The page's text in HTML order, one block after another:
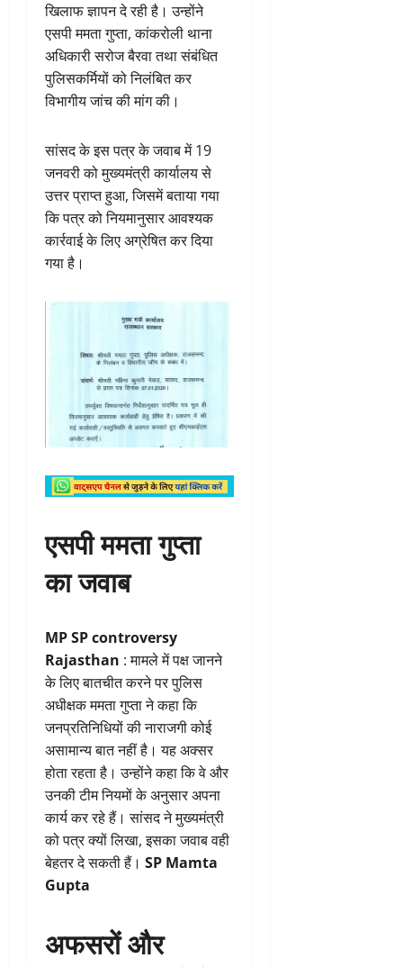
खिलाफ ज्ञापन दे रही है। उन्होंने
एसपी ममता गुप्ता, कांकरोली थाना
अधिकारी सरोज बैरवा तथा संबंधित
पुलिसकर्मियों को निलंबित कर
विभागीय जांच की मांग की।
सांसद के इस पत्र के जवाब में 19
जनवरी को मुख्यमंत्री कार्यालय से
उत्तर प्राप्त हुआ, जिसमें बताया गया
कि पत्र को नियमानुसार आवश्यक
कार्रवाई के लिए अग्रेषित कर दिया
गया है।
एसपी ममता गुप्ता
का जवाब
MP SP controversy
Rajasthan : मामले में पक्ष जानने
के लिए बातचीत करने पर पुलिस
अधीक्षक ममता गुप्ता ने कहा कि
जनप्रतिनिधियों की नाराजगी कोई
असामान्य बात नहीं है। यह अक्सर
होता रहता है। उन्होंने कहा कि वे और
उनकी टीम नियमों के अनुसार अपना
कार्य कर रहे हैं। सांसद ने मुख्यमंत्री
को पत्र क्यों लिखा, इसका जवाब वही
बेहतर दे सकती हैं। SP Mamta
Gupta
अफसरों और